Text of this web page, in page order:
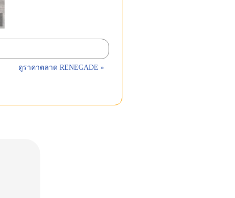
ดูราคาตลาด RENEGADE »